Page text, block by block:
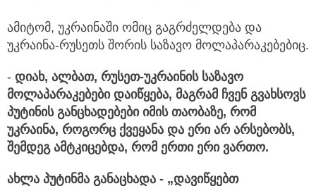
ამიტომ, უკრაინაში ომიც გაგრძელდება და
უკრაინა-რუსეთს შორის საზავო მოლაპარაკებებიც.
- დიახ, ალბათ, რუსეთ-უკრაინის საზავო
მოლაპარაკებები დაიწყება, მაგრამ ჩვენ გვახსოვს
პუტინის განცხადებები იმის თაობაზე, რომ
უკრაინა, როგორც ქვეყანა და ერი არ არსებობს,
შემდეგ ამტკიცებდა, რომ ერთი ერი ვართო.
ახლა პუტინმა განაცხადა - „დავიწყებთ